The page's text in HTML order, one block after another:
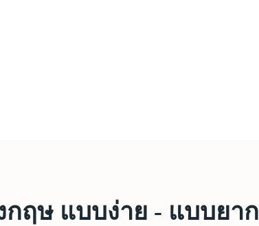
ฤษ แบบง่าย - แบบยาก